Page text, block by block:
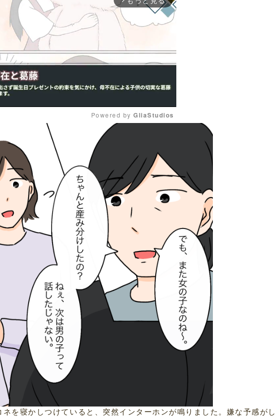
t
e
Powered by GliaStudios
を寝かしつけていると、突然インターホンが鳴りました。嫌な予感がし